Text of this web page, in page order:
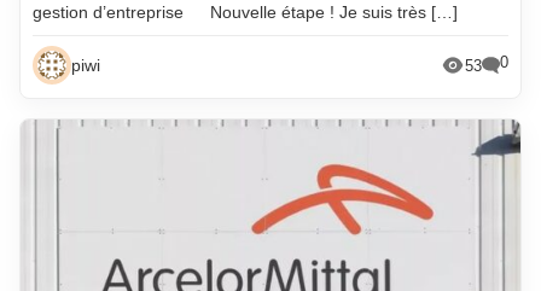
gestion d’entreprise Nouvelle étape ! Je suis très […]
piwi 53 0